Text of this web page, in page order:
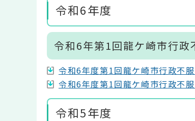
令和6年度
令和6年第1回龍ケ崎市行政
令和6年度第1回龍ケ崎市行政不
令和6年度第1回龍ケ崎市行政不
令和5年度